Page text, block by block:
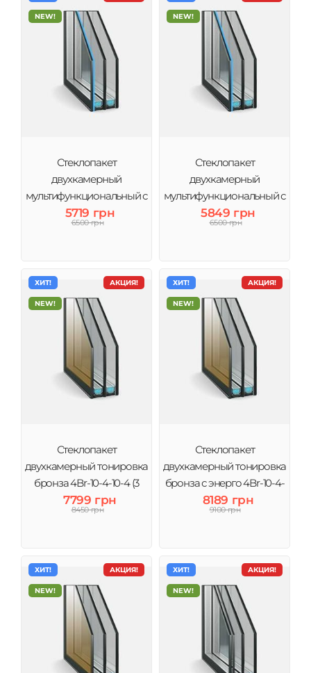
NEW!
Стеклопакет
двухкамерный
мультифункциональный с
энерго 4MG-10-4-10-4i (3
стекла) Виконт
5719 грн
6500 грн
NEW!
Стеклопакет
двухкамерный
мультифункциональный с
энерго и аргоном 4MG-10-
4-10Ar-4і (3 стекла) Виконт
5849 грн
6500 грн
АКЦИЯ!
ХИТ!
NEW!
Стеклопакет
двухкамерный тонировка
бронза 4Br-10-4-10-4 (3
стекла) Виконт
7799 грн
8450 грн
АКЦИЯ!
ХИТ!
NEW!
Стеклопакет
двухкамерный тонировка
бронза с энерго 4Br-10-4-
10-4і (3 стекла) Виконт
8189 грн
9100 грн
АКЦИЯ!
ХИТ!
NEW!
АКЦИЯ!
ХИТ!
NEW!